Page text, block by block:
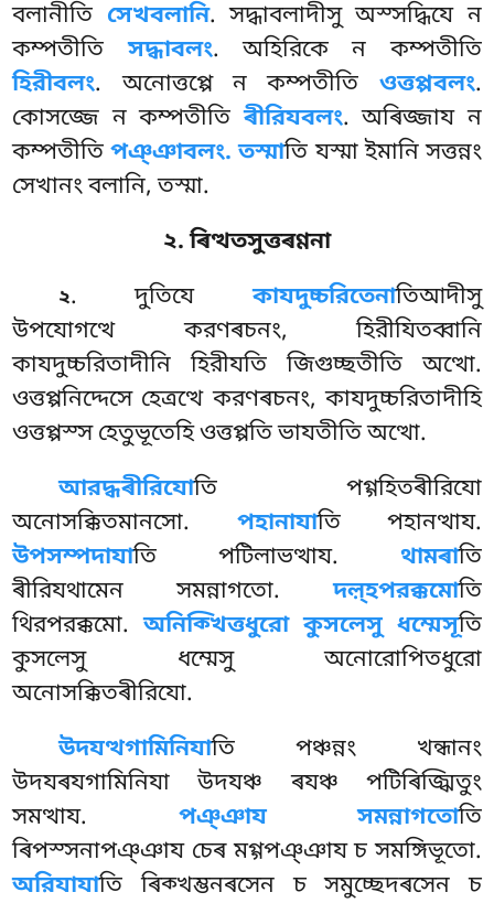
বলানীতি সেখবলানি. সদ্ধাবলাদীসু অস্সদ্ধিযে ন
কম্পতীতিসদ্ধাবলং. অহিরিকে ন কম্পতীতি
হিরীবলং. অনোত্তপ্পে ন কম্পতীতি ওত্তপ্পবলং.
কোসজ্জে ন কম্পতীতিৰীরিযবলং. অৰিজ্জায ন
কম্পতীতিপঞ্ঞাবলং. তস্মাতি যস্মা ইমানি সত্তন্নং
সেখানং বলানি, তস্মা.
২. ৰিত্থতসুত্তৰণ্ণনা
২. দুতিযেকাযদুচ্চরিতেনাতিআদীসু
উপযোগত্থে করণৰচনং, হিরীযিতব্বানি
কাযদুচ্চরিতাদীনি হিরীযতি জিগুচ্ছতীতি অত্থো.
ওত্তপ্পনিদ্দেসে হেত্ৰত্থে করণৰচনং, কাযদুচ্চরিতাদীহি
ওত্তপ্পস্স হেতুভূতেহি ওত্তপ্পতি ভাযতীতি অত্থো.
আরদ্ধৰীরিযোতি পগ্গহিতৰীরিযো
অনোসক্কিতমানসো. পহানাযাতি পহানত্থায.
উপসম্পদাযাতি পটিলাভত্থায. থামৰাতি
ৰীরিযথামেন সমন্নাগতো.দল়্হপরক্কমোতি
থিরপরক্কমো.অনিক্খিত্তধুরো কুসলেসু ধম্মেসূতি
কুসলেসু ধম্মেসু অনোরোপিতধুরো
অনোসক্কিতৰীরিযো.
উদযত্থগামিনিযাতি পঞ্চন্নং খন্ধানং
উদযৰযগামিনিযা উদযঞ্চ ৰযঞ্চ পটিৰিজ্ঝিতুং
সমত্থায. পঞ্ঞায সমন্নাগতোতি
ৰিপস্সনাপঞ্ঞায চেৰ মগ্গপঞ্ঞায চ সমঙ্গিভূতো.
অরিযাযাতি ৰিক্খম্ভনৰসেন চ সমুচ্ছেদৰসেন চ